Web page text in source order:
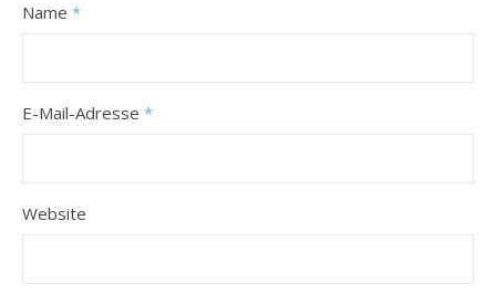
Name *
E-Mail-Adresse *
Website